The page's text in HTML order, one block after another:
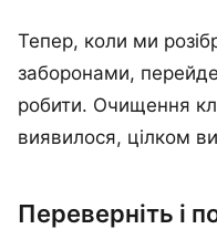
Тепер, коли ми
заборонами,
робити. Очищення
виявилося, цілком
Переверніть і